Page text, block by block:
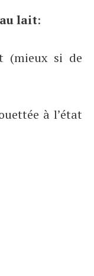
lait:
(mieux si de
à l’état